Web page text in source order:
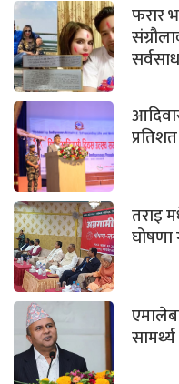
फरार
तराइ
घोषणा